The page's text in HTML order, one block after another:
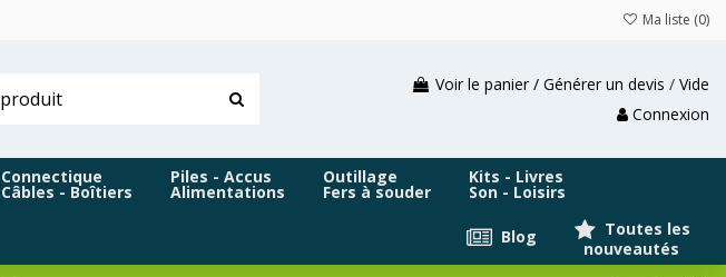
Ma liste (0)
Voir le panier / Générer un devis / Vide
Connexion
Connectique
Câbles - Boîtiers
Piles - Accus
Alimentations
Outillage
Fers à souder
Kits - Livres
Son - Loisirs
Toutes les
nouveautés
Blog